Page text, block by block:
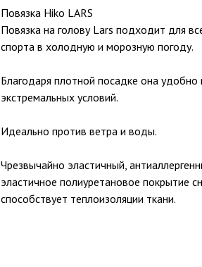
Повязка Hiko LARS
Повязка на голову Lars подходит для
спорта в холодную и морозную погоду.
Благодаря плотной посадке она
экстремальных условий.
Идеально против ветра и воды.
Чрезвычайно эластичный,
эластичное полиуретановое покрытие
способствует теплоизоляции ткани.